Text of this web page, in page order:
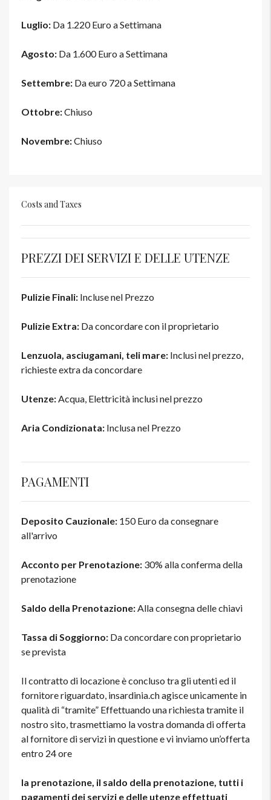
Luglio: Da 1.220 Euro a Settimana
Agosto: Da 1.600 Euro a Settimana
Settembre: Da euro 720 a Settimana
Ottobre:Chiuso
Novembre:Chiuso
Costs and Taxes
PREZZI DEI SERVIZI E DELLE UTENZE
Pulizie Finali: Incluse nel Prezzo
Pulizie Extra: Da concordare con il proprietario
Lenzuola, asciugamani, teli mare: Inclusi nel prezzo,
richieste extra da concordare
Utenze:Acqua, Elettricità inclusi nel prezzo
Aria Condizionata: Inclusa nel Prezzo
PAGAMENTI
Deposito Cauzionale: 150 Euro da consegnare
all'arrivo
Acconto per Prenotazione: 30% alla conferma della
prenotazione
Saldo della Prenotazione:Alla consegna delle chiavi
Tassa di Soggiorno: Da concordare con proprietario
se prevista
Il contratto di locazione è concluso tra gli utenti ed il
fornitore riguardato, insardinia.ch agisce unicamente in
qualità di “tramite” Effettuando una richiesta tramite il
nostro sito, trasmettiamo la vostra domanda di offerta
al fornitore di servizi in questione e vi inviamo un’offerta
entro 24 ore
la prenotazione, il saldo della prenotazione, tutti i
pagamenti dei servizi e delle utenze effettuati